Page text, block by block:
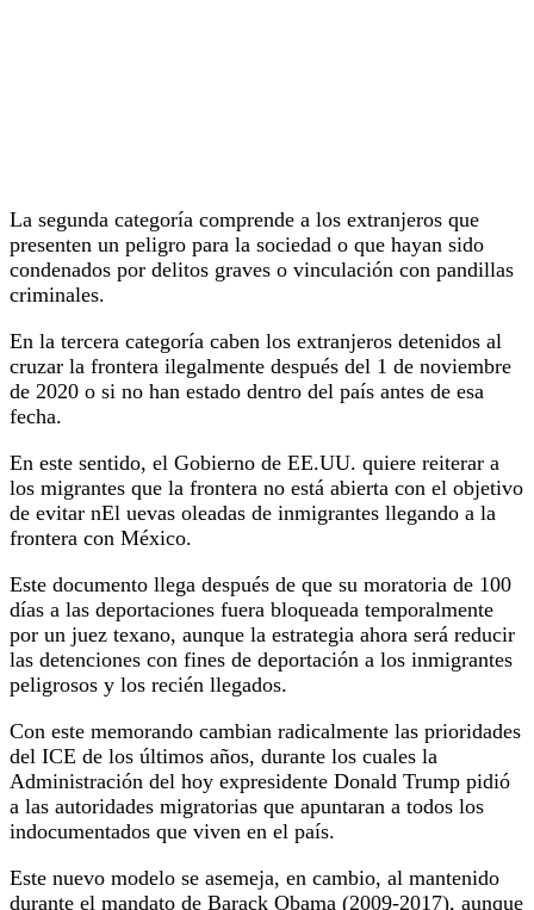
La segunda categoría comprende a los extranjeros que
presenten un peligro para la sociedad o que hayan sido
condenados por delitos graves o vinculación con pandillas
criminales.
En la tercera categoría caben los extranjeros detenidos al
cruzar la frontera ilegalmente después del 1 de noviembre
de 2020 o si no han estado dentro del país antes de esa
fecha.
En este sentido, el Gobierno de EE.UU. quiere reiterar a
los migrantes que la frontera no está abierta con el objetivo
de evitar nEl uevas oleadas de inmigrantes llegando a la
frontera con México.
Este documento llega después de que su moratoria de 100
días a las deportaciones fuera bloqueada temporalmente
por un juez texano, aunque la estrategia ahora será reducir
las detenciones con fines de deportación a los inmigrantes
peligrosos y los recién llegados.
Con este memorando cambian radicalmente las prioridades
del ICE de los últimos años, durante los cuales la
Administración del hoy expresidente Donald Trump pidió
a las autoridades migratorias que apuntaran a todos los
indocumentados que viven en el país.
Este nuevo modelo se asemeja, en cambio, al mantenido
durante el mandato de Barack Obama (2009-2017), aunque